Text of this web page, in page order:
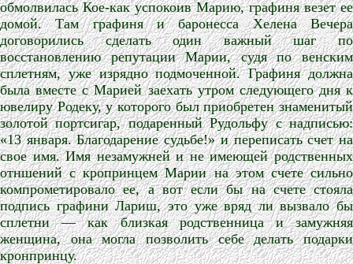
обмолвилась Кое-как успокоив Марию, графиня везет ее
домой. Там графиня и баронесса Хелена Вечера
договорились сделать один важный шаг по
восстановлению репутации Марии, судя по венским
сплетням, уже изрядно подмоченной. Графиня должна
была вместе с Марией заехать утром следующего дня к
ювелиру Родеку, у которого был приобретен знаменитый
золотой портсигар, подаренный Рудольфу с надписью:
«13 января. Благодарение судьбе!» и переписать счет на
свое имя. Имя незамужней и не имеющей родственных
отншений с кропринцем Марии на этом счете сильно
компрометировало ее, а вот если бы на счете стояла
подпись графини Лариш, это уже вряд ли вызвало бы
сплетни — как близкая родственница и замужняя
женщина, она могла позволить себе делать подарки
кронпринцу.